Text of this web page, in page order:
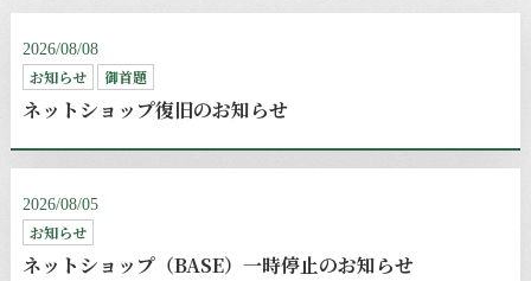
2026/08/08
お知らせ 御首題
ネットショップ復旧のお知らせ
2026/08/05
お知らせ
ネットショップ（BASE）一時停止のお知らせ